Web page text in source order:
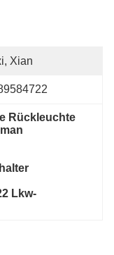
Xian
Rückleuchte
Lkw-